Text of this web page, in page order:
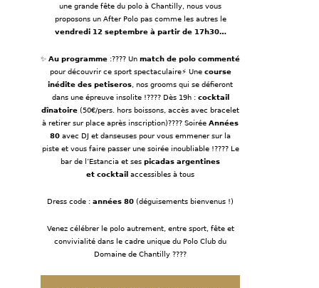
une grande fête du polo à Chantilly, nous vous
proposons un After Polo pas comme les autres le
vendredi 12 septembre à partir de 17h30…
✨ Au programme :???? Un match de polo commenté
pour découvrir ce sport spectaculaire⚡ Une course
inédite des petiseros , nos grooms qui se défieront
dans une épreuve insolite !???? Dès 19h : cocktail
dînatoire (50€/pers. hors boissons, accès avec bracelet
à retirer sur place après inscription)???? Soirée Années
80 avec DJ et danseuses pour vous emmener sur la
piste et vous faire passer une soirée inoubliable !???? Le
bar de l’Estancia et ses picadas argentines
et cocktail accessibles à tous
Dress code : années 80 (déguisements bienvenus !)
Venez célébrer le polo autrement, entre sport, fête et
convivialité dans le cadre unique du Polo Club du
Domaine de Chantilly ????